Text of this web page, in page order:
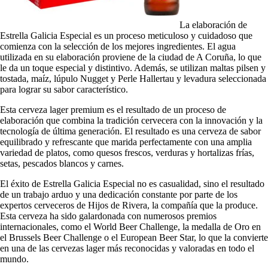
La elaboración de
Estrella Galicia Especial es un proceso meticuloso y cuidadoso que
comienza con la selección de los mejores ingredientes. El agua
utilizada en su elaboración proviene de la ciudad de A Coruña, lo que
le da un toque especial y distintivo. Además, se utilizan maltas pilsen y
tostada, maíz, lúpulo Nugget y Perle Hallertau y levadura seleccionada
para lograr su sabor característico.
Esta cerveza lager premium es el resultado de un proceso de
elaboración que combina la tradición cervecera con la innovación y la
tecnología de última generación. El resultado es una cerveza de sabor
equilibrado y refrescante que marida perfectamente con una amplia
variedad de platos, como quesos frescos, verduras y hortalizas frías,
setas, pescados blancos y carnes.
El éxito de Estrella Galicia Especial no es casualidad, sino el resultado
de un trabajo arduo y una dedicación constante por parte de los
expertos cerveceros de Hijos de Rivera, la compañía que la produce.
Esta cerveza ha sido galardonada con numerosos premios
internacionales, como el World Beer Challenge, la medalla de Oro en
el Brussels Beer Challenge o el European Beer Star, lo que la convierte
en una de las cervezas lager más reconocidas y valoradas en todo el
mundo.